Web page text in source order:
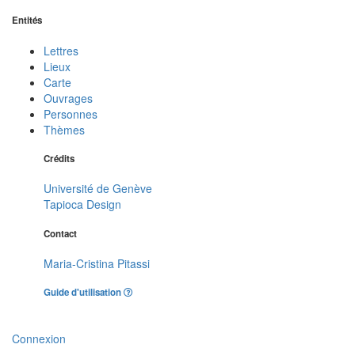
Entités
Lettres
Lieux
Carte
Ouvrages
Personnes
Thèmes
Crédits
Université de Genève
Tapioca Design
Contact
Maria-Cristina Pitassi
Guide d'utilisation
Connexion